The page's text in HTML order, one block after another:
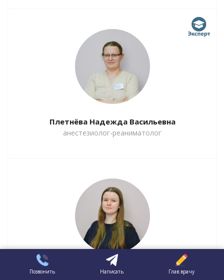
Плетнёва Надежда Васильевна
анестезиолог-реаниматолог
Сазонова Дарья Денисовна
Позвонить Написать Глав.врачу